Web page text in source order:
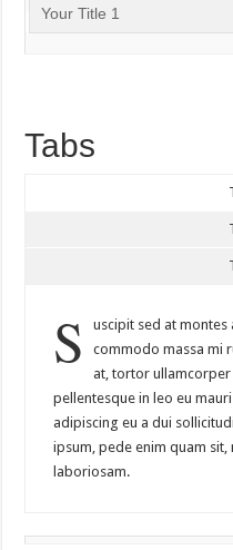
Your Title 1
Tabs
S
uscipit sed at montes
commodo massa mi
at, tortor
pellentesque in leo eu
adipiscing eu a dui
ipsum, pede enim quam
laboriosam.